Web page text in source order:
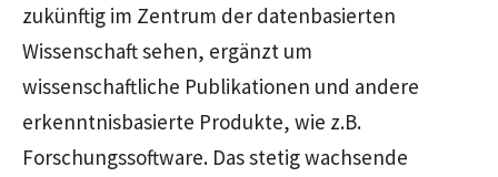
zukünftig im Zentrum der datenbasierten
Wissenschaft sehen, ergänzt um
wissenschaftliche Publikationen und andere
erkenntnisbasierte Produkte, wie z.B.
Forschungssoftware. Das stetig wachsende